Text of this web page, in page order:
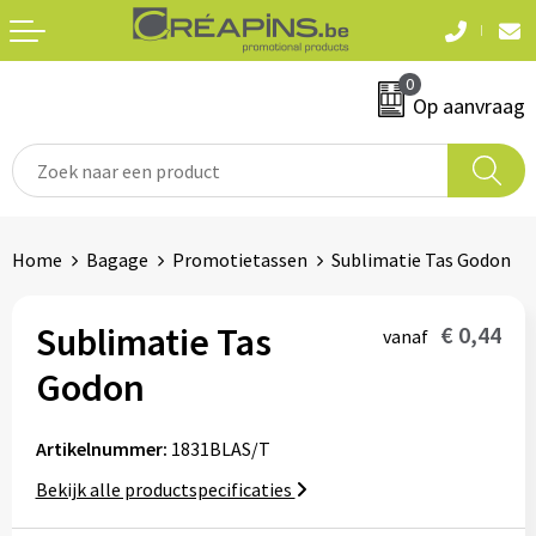
0
Op aanvraag
T-shirts
Sweaters en hoodies
Fleeces
Jassen
Hemden
Badtextiel & douche
Automerken
Snoepgoed
Schrijf & papierwaren
Home Bagage Promotietassen Sublimatie Tas Godon
Sublimatie Tas
Godon
vanaf € 0,44
Artikelnummer: 1831BLAS/T
Bekijk alle productspecificaties